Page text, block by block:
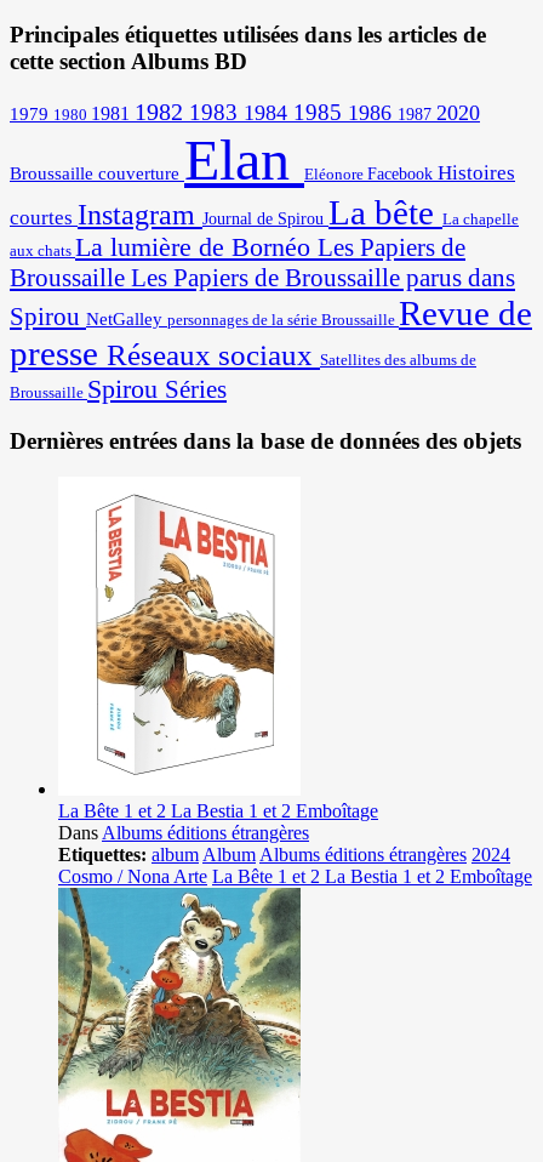
Principales étiquettes utilisées dans les articles de
cette section Albums BD
1979 1980 1981 1982 1983 1984 1985 1986 1987 2020
Broussaille couverture Elan Eléonore Facebook Histoires
courtes Instagram Journal de Spirou La bête La chapelle
aux chats La lumière de Bornéo Les Papiers de
Broussaille Les Papiers de Broussaille parus dans
Spirou NetGalley personnages de la série Broussaille Revue de
presse Réseaux sociaux Satellites des albums de
Broussaille Spirou Séries
Dernières entrées dans la base de données des objets
La Bête 1 et 2 La Bestia 1 et 2 Emboîtage
DansAlbums éditions étrangères
Etiquettes: albumAlbumAlbums éditions étrangères 2024
Cosmo / Nona Arte La Bête 1 et 2 La Bestia 1 et 2 Emboîtage